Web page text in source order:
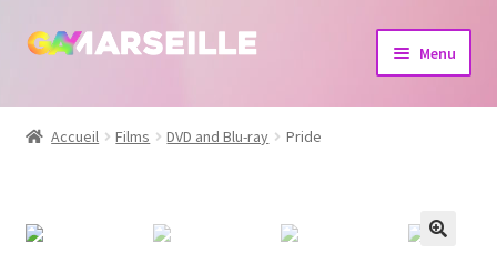
Aller
navigation
Aller
Menu
Boutique
Calendrier
Accueil Films DVD and Blu-ray Pride